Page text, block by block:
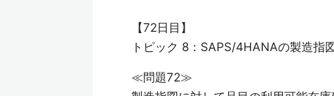
【72日目】
トピック 8：SAPS/4HANAの製造指
≪問題72≫